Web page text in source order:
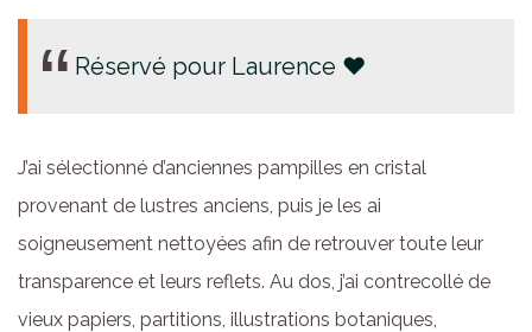
Réservé pour Laurence ♥
J’ai sélectionné d’anciennes pampilles en cristal
provenant de lustres anciens, puis je les ai
soigneusement nettoyées afin de retrouver toute leur
transparence et leurs reflets. Au dos, j’ai contrecollé de
vieux papiers, partitions, illustrations botaniques,